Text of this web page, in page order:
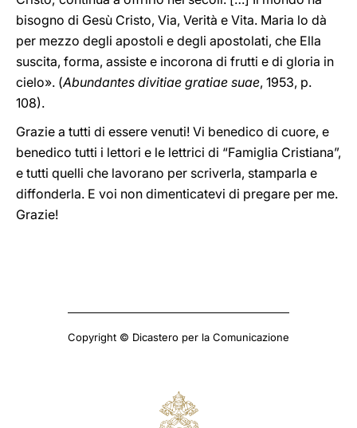
bisogno di Gesù Cristo, Via, Verità e Vita. Maria lo dà
per mezzo degli apostoli e degli apostolati, che Ella
suscita, forma, assiste e incorona di frutti e di gloria in
cielo». (Abundantes divitiae gratiae suae, 1953, p.
108).
Grazie a tutti di essere venuti! Vi benedico di cuore, e
benedico tutti i lettori e le lettrici di “Famiglia Cristiana”,
e tutti quelli che lavorano per scriverla, stamparla e
diffonderla. E voi non dimenticatevi di pregare per me.
Grazie!
Copyright © Dicastero per la Comunicazione